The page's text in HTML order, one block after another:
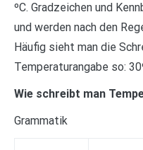
ºC. Gradzeichen und
und werden nach den
Häufig sieht man die
Temperaturangabe so:
Wie schreibt man
Grammatik